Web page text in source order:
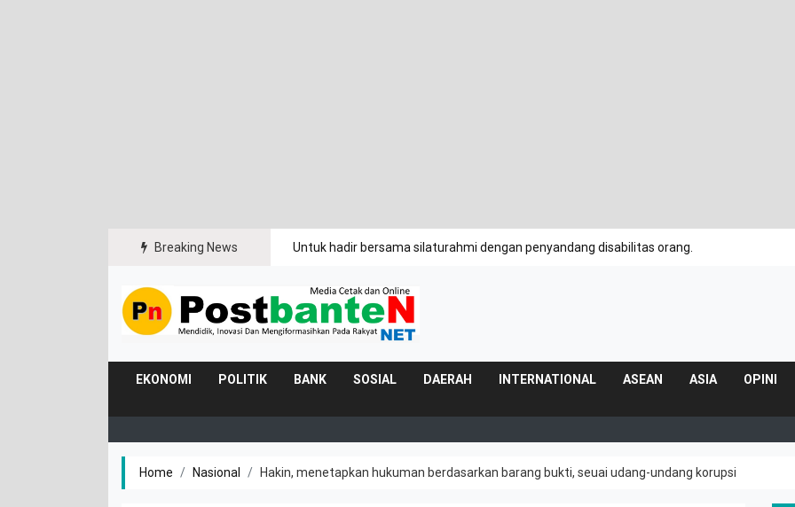
Breaking News Untuk hadir bersama silaturahmi dengan penyandang disabilitas orang.
EKONOMI POLITIK BANK SOSIAL DAERAH INTERNATIONAL ASEAN ASIA OPINI
Home Nasional Hakin, menetapkan hukuman berdasarkan barang bukti, seuai udang-undang korupsi